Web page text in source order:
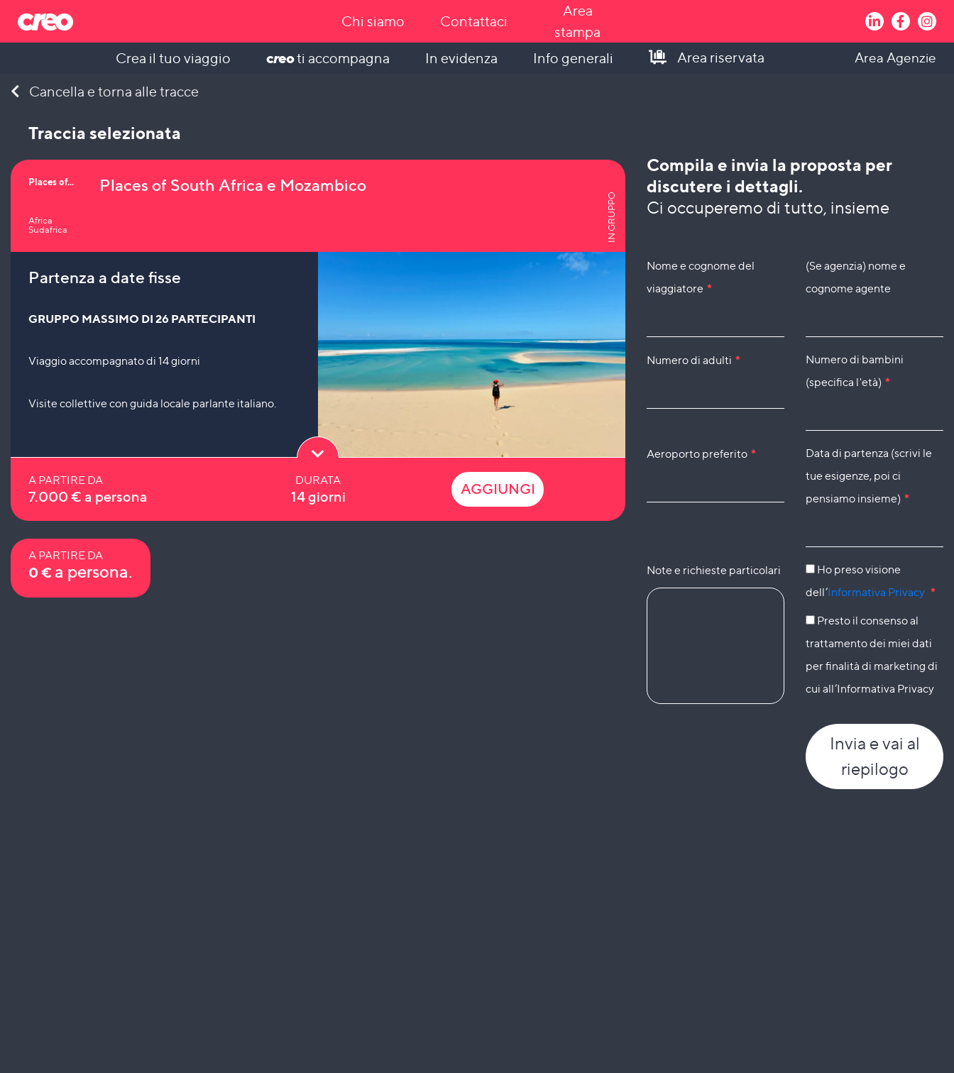
to
Chi siamo Contattaci
Area
stampa
Crea il tuo viaggio
creoti accompagna In evidenza Info generali Area riservata Area Agenzie
Cancella e torna alle tracce
Traccia selezionata
Places of...
Africa
Sudafrica
Places of South Africa e Mozambico
IN GRUPPO
Partenza a date fisse
GRUPPO MASSIMO DI 26 PARTECIPANTI
Viaggio accompagnato di 14 giorni
Visite collettive con guida locale parlante italiano.
A PARTIRE DA
7.000 € a persona
DURATA
14 giorni AGGIUNGI
A PARTIRE DA
0 € a persona.
Compila e invia la proposta per
discutere i dettagli.
Ci occuperemo di tutto, insieme
Nome e cognome del
viaggiatore *
(Se agenzia) nome e
cognome agente
Numero di adulti *
Numero di bambini
(specifica l'età) *
Aeroporto preferito *
Data di partenza (scrivi le
tue esigenze, poi ci
pensiamo insieme) *
Note e richieste particolari
Ho preso visione
dell’Informativa Privacy *
Presto il consenso al
trattamento dei miei dati
per finalità di marketing di
cui all’Informativa Privacy
Invia e vai al
riepilogo